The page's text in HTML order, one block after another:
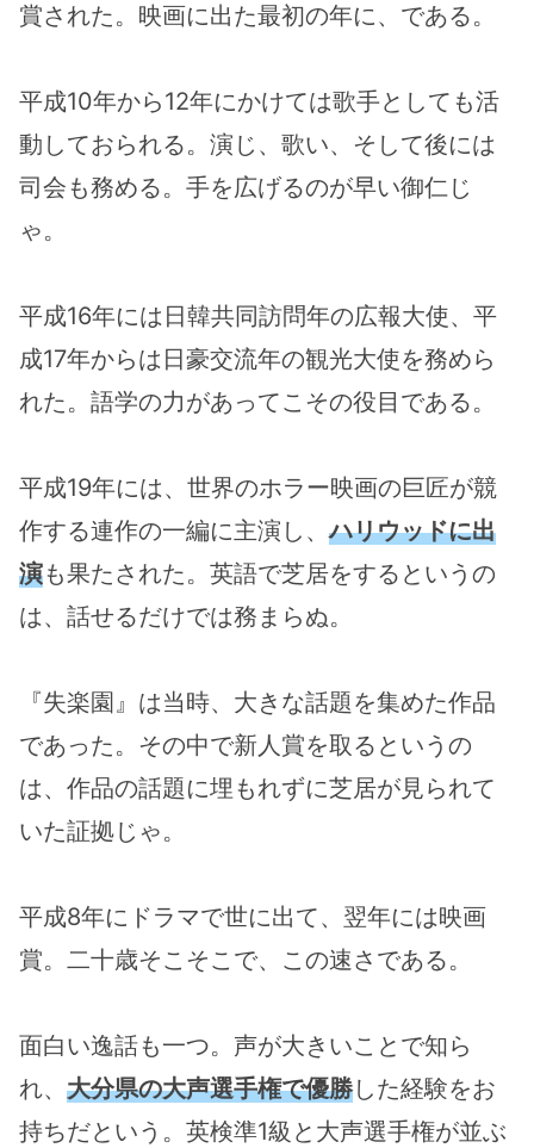
賞された。映画に出た最初の年に、である。
平成10年から12年にかけては歌手としても活
動しておられる。演じ、歌い、そして後には
司会も務める。手を広げるのが早い御仁じ
ゃ。
平成16年には日韓共同訪問年の広報大使、平
成17年からは日豪交流年の観光大使を務めら
れた。語学の力があってこその役目である。
平成19年には、世界のホラー映画の巨匠が競
作する連作の一編に主演し、ハリウッドに出
演も果たされた。英語で芝居をするというの
は、話せるだけでは務まらぬ。
『失楽園』は当時、大きな話題を集めた作品
であった。その中で新人賞を取るというの
は、作品の話題に埋もれずに芝居が見られて
いた証拠じゃ。
平成8年にドラマで世に出て、翌年には映画
賞。二十歳そこそこで、この速さである。
面白い逸話も一つ。声が大きいことで知ら
れ、 大分県の大声選手権で優勝した経験をお
持ちだという。英検準1級と大声選手権が並ぶ